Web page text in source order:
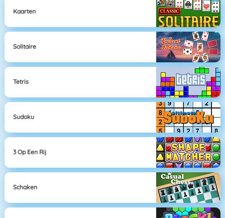
Kaarten
Solitaire
Tetris
Sudoku
3 Op Een Rij
Schaken